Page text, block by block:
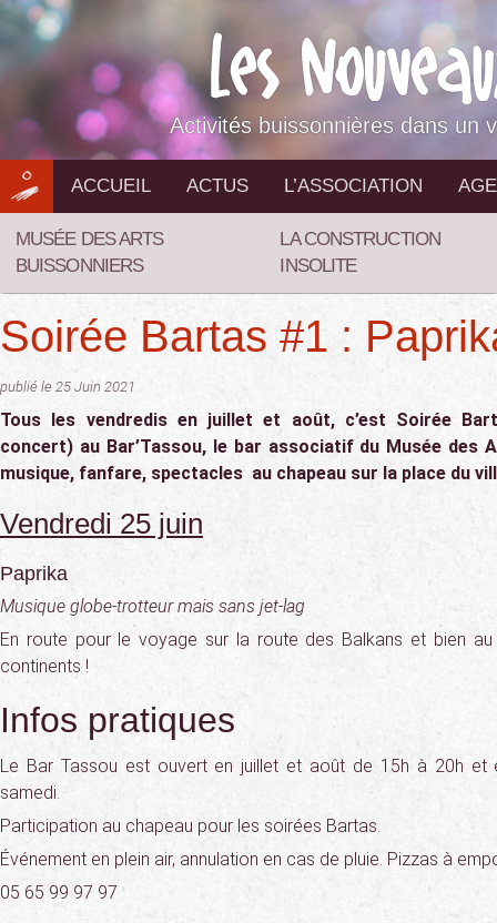
Aller
au
contenu
Activités buissonnières dans un
ACCUEIL ACTUS L’ASSOCIATION
MUSÉE DES ARTS
BUISSONNIERS
LA CONSTRUCTION
INSOLITE
Soirée Bartas #1 :
publié le 25 Juin 2021
Tous les vendredis en juillet et août, c’est Soirée
concert) au Bar’Tassou, le bar associatif du Musée des
musique, fanfare, spectacles au chapeau sur la place du
Vendredi 25 juin
Paprika
Musique globe-trotteur mais sans jet-lag
En route pour le voyage sur la route des Balkans et bien
continents !
Infos pratiques
Le Bar Tassou est ouvert en juillet et août de 15h à 20h et
samedi.
Participation au chapeau pour les soirées Bartas.
Événement en plein air, annulation en cas de pluie. Pizzas à
05 65 99 97 97